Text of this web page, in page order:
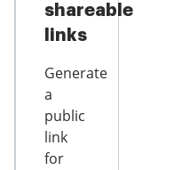
shareable
links
Generate
a
public
link
for